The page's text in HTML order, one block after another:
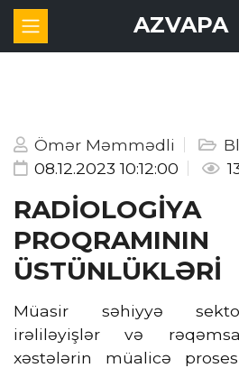
AZVAPA
Ömər Məmmədli
08.12.2023 10:12:00
RADİOLOGİYA
PROQRAMININ
ÜSTÜNLÜKLƏRİ
Müasir səhiyyə
irəliləyişlər və
xəstələrin müalicə